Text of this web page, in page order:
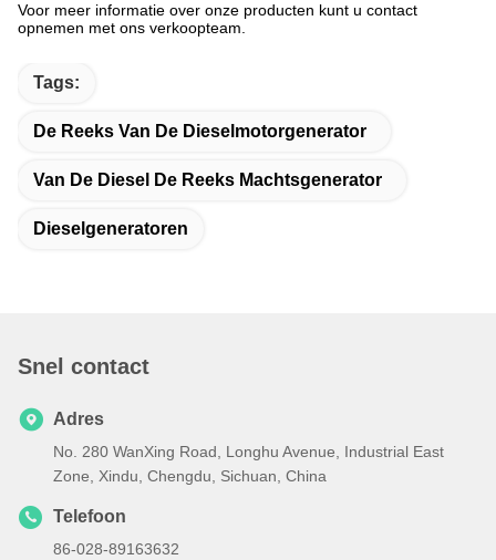
Voor meer informatie over onze producten kunt u contact
opnemen met ons verkoopteam.
Tags:
De Reeks Van De Dieselmotorgenerator
Van De Diesel De Reeks Machtsgenerator
Dieselgeneratoren
Snel contact
Adres
No. 280 WanXing Road, Longhu Avenue, Industrial East
Zone, Xindu, Chengdu, Sichuan, China
Telefoon
86-028-89163632